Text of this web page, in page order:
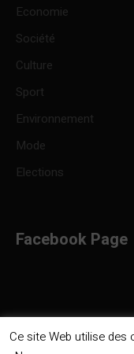
Economie
Société
Culture
Sport
Environnement
Mode
Elections
Facebook Page
Ce site Web utilise